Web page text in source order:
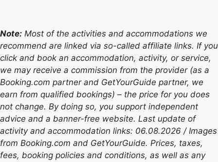
Note: Most of the activities and accommodations we
recommend are linked via so-called affiliate links. If you
click and book an accommodation, activity, or service,
we may receive a commission from the provider (as a
Booking.com partner and GetYourGuide partner, we
earn from qualified bookings) – the price for you does
not change. By doing so, you support independent
advice and a banner-free website. Last update of
activity and accommodation links: 06.08.2026 / Images
from Booking.com and GetYourGuide. Prices, taxes,
fees, booking policies and conditions, as well as any